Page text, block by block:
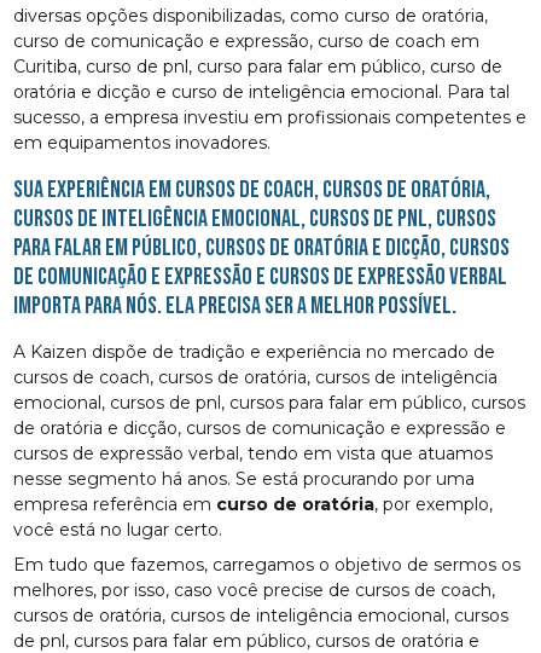
diversas opções disponibilizadas, como curso de oratória,
curso de comunicação e expressão, curso de coach em
Curitiba, curso de pnl, curso para falar em público, curso de
oratória e dicção e curso de inteligência emocional. Para tal
sucesso, a empresa investiu em profissionais competentes e
em equipamentos inovadores.
Sua experiência em cursos de coach, cursos de oratória,
cursos de inteligência emocional, cursos de pnl, cursos
para falar em público, cursos de oratória e dicção, cursos
de comunicação e expressão e cursos de expressão verbal
importa para nós. Ela precisa ser a melhor possível.
A Kaizen dispõe de tradição e experiência no mercado de
cursos de coach, cursos de oratória, cursos de inteligência
emocional, cursos de pnl, cursos para falar em público, cursos
de oratória e dicção, cursos de comunicação e expressão e
cursos de expressão verbal, tendo em vista que atuamos
nesse segmento há anos. Se está procurando por uma
empresa referência em curso de oratória, por exemplo,
você está no lugar certo.
Em tudo que fazemos, carregamos o objetivo de sermos os
melhores, por isso, caso você precise de cursos de coach,
cursos de oratória, cursos de inteligência emocional, cursos
de pnl, cursos para falar em público, cursos de oratória e